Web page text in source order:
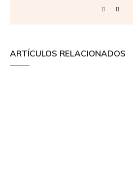
ARTÍCULOS RELACIONADOS